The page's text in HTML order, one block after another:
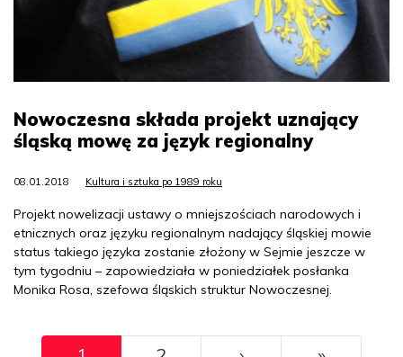
Nowoczesna składa projekt uznający
śląską mowę za język regionalny
08.01.2018 Kultura i sztuka po 1989 roku
Projekt nowelizacji ustawy o mniejszościach narodowych i
etnicznych oraz języku regionalnym nadający śląskiej mowie
status takiego języka zostanie złożony w Sejmie jeszcze w
tym tygodniu – zapowiedziała w poniedziałek posłanka
Monika Rosa, szefowa śląskich struktur Nowoczesnej.
Pagination